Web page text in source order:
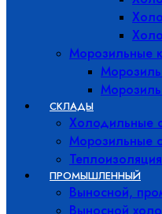
Морозильные
СКЛАДЫ
Холодильные
Морозильные
ПРОМЫШЛЕННЫЙ
Выносной,